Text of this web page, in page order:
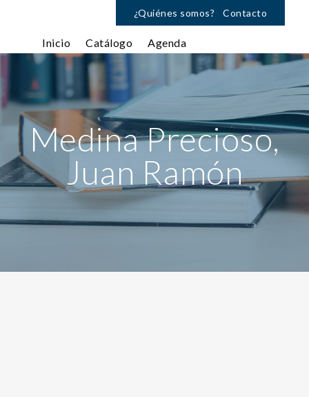
¿Quiénes somos? Contacto
Inicio Catálogo Agenda
Medina Precioso,
Juan Ramón